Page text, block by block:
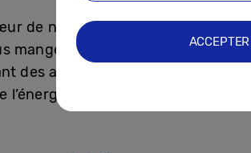
de nombreux foyers ; c’est là
mangeons ensemble », a déclaré
des améliorations de l’AI dans
l’énergie, ce qui rend la vie